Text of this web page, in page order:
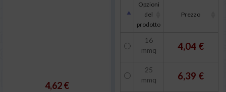
4,62 €
Opzioni
del
prodotto
Prezzo
16
mmq
4,04 €
25
mmq
6,39 €